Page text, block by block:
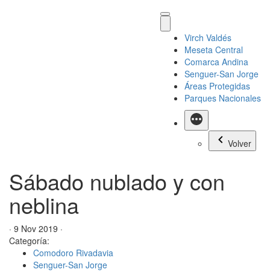
Virch Valdés
Meseta Central
Comarca Andina
Senguer-San Jorge
Áreas Protegidas
Parques Nacionales
Más
Volver
Sábado nublado y con
neblina
· 9 Nov 2019 ·
Categoría:
Comodoro Rivadavia
Senguer-San Jorge